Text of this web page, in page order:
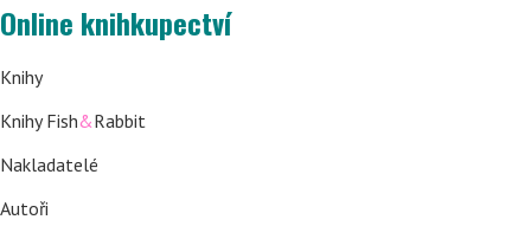
Online knihkupectví
Knihy
Knihy Fish&Rabbit
Nakladatelé
Autoři